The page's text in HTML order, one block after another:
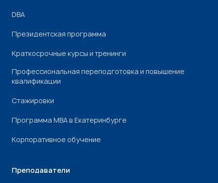
DBA
Президентская программа
Краткосрочные курсы и тренинги
Профессиональная переподготовка и повышение
квалификации
Стажировки
Программа МВА в Екатеринбурге
Корпоративное обучение
Преподаватели